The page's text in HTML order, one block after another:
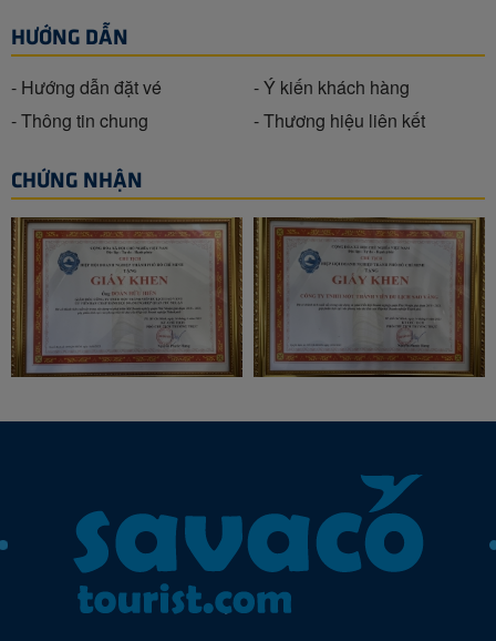
HƯỚNG DẪN
- Hướng dẫn đặt vé
- Ý kiến khách hàng
- Thông tin chung
- Thương hiệu liên kết
CHỨNG NHẬN